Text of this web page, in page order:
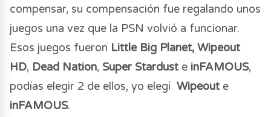
compensar, su compensación fue regalando unos
juegos una vez que la PSN volvió a funcionar.
Esos juegos fueron Little Big Planet, Wipeout
HD, Dead Nation, Super Starduste inFAMOUS,
podías elegir 2 de ellos, yo elegíWipeoute
inFAMOUS.